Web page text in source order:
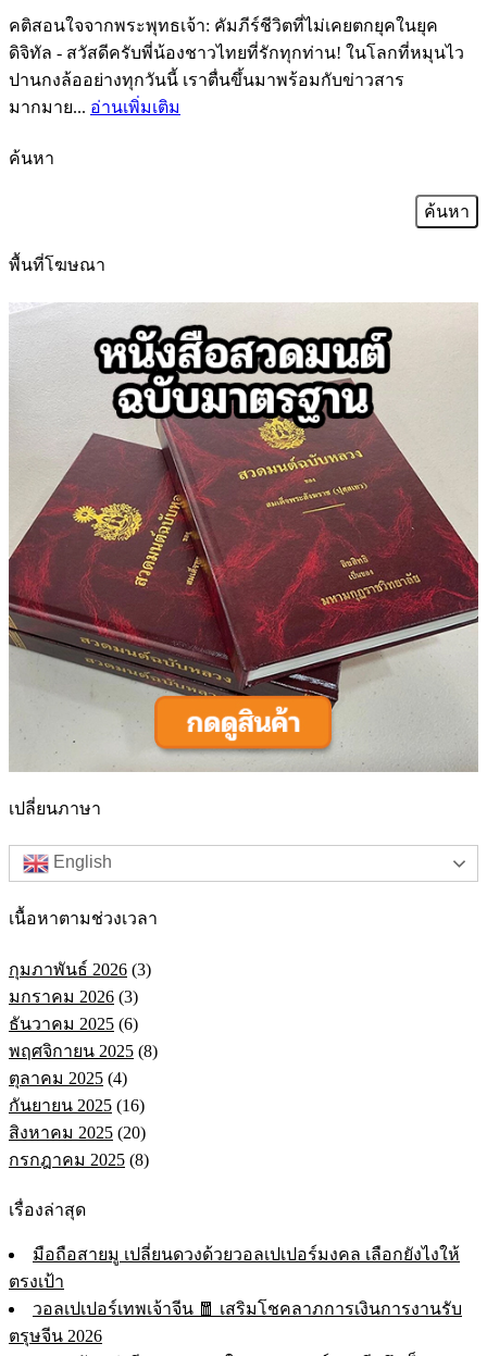
คติสอนใจจากพระพุทธเจ้า: คัมภีร์ชีวิตที่ไม่เคยตกยุคในยุค
ดิจิทัล - สวัสดีครับพี่น้องชาวไทยที่รักทุกท่าน! ในโลกที่หมุนไว
ปานกงล้ออย่างทุกวันนี้ เราตื่นขึ้นมาพร้อมกับข่าวสาร
มากมาย... อ่านเพิ่มเติม
ค้นหา
สำหรับ:
พื้นที่โฆษณา
เปลี่ยนภาษา
English
เนื้อหาตามช่วงเวลา
กุมภาพันธ์ 2026 (3)
มกราคม 2026 (3)
ธันวาคม 2025 (6)
พฤศจิกายน 2025 (8)
ตุลาคม 2025 (4)
กันยายน 2025 (16)
สิงหาคม 2025 (20)
กรกฎาคม 2025 (8)
เรื่องล่าสุด
มือถือสายมู เปลี่ยนดวงด้วยวอลเปเปอร์มงคล เลือกยังไงให้
ตรงเป้า
วอลเปเปอร์เทพเจ้าจีน 🧧 เสริมโชคลาภการเงินการงานรับ
ตรุษจีน 2026